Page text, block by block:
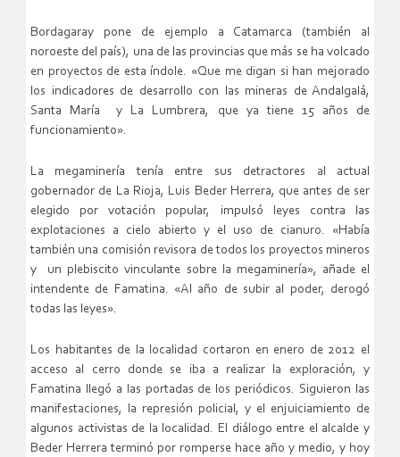
Bordagaray pone de ejemplo a Catamarca (también al
noroeste del país), una de las provincias que más se ha volcado
en proyectos de esta índole. «Que me digan si han mejorado
los indicadores de desarrollo con las mineras de Andalgalá,
Santa María y La Lumbrera, que ya tiene 15 años de
funcionamiento».
La megaminería tenía entre sus detractores al actual
gobernador de La Rioja, Luis Beder Herrera, que antes de ser
elegido por votación popular, impulsó leyes contra las
explotaciones a cielo abierto y el uso de cianuro. «Había
también una comisión revisora de todos los proyectos mineros
y un plebiscito vinculante sobre la megaminería», añade el
intendente de Famatina. «Al año de subir al poder, derogó
todas las leyes».
Los habitantes de la localidad cortaron en enero de 2012 el
acceso al cerro donde se iba a realizar la exploración, y
Famatina llegó a las portadas de los periódicos. Siguieron las
manifestaciones, la represión policial, y el enjuiciamiento de
algunos activistas de la localidad. El diálogo entre el alcalde y
Beder Herrera terminó por romperse hace año y medio, y hoy